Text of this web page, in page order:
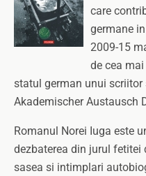
care
germane
2009-15
de cea
statul german unui scriitor
Akademischer Austausch
Romanul Norei Iuga este
dezbaterea din jurul fetitei
sasea si intimplari